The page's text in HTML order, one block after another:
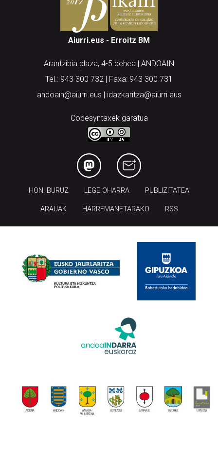
Aiurri.eus - Erroitz BM
Arantzibia plaza, 4-5 behea | ANDOAIN
Tel.: 943 300 732 | Faxa: 943 300 731
andoain@aiurri.eus | idazkaritza@aiurri.eus
Codesyntaxek garatua
HONI BURUZ LEGE OHARRA PUBLIZITATEA
ARAUAK HARREMANETARAKO RSS